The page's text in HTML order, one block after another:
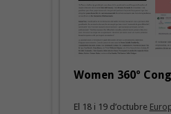
Women 360º
El 18 i 19 d’octubre